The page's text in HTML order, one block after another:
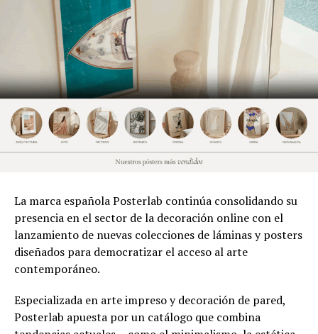
La marca española Posterlab continúa consolidando su
presencia en el sector de la decoración online con el
lanzamiento de nuevas colecciones de láminas y posters
diseñados para democratizar el acceso al arte
contemporáneo.
Especializada en arte impreso y decoración de pared,
Posterlab apuesta por un catálogo que combina